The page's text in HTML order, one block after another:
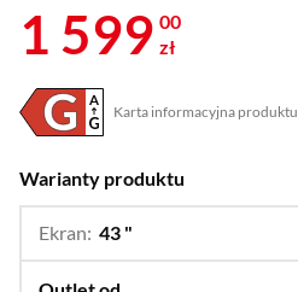
1 599 00
zł
Karta informacyjna produktu
Plik w formacie pdf
(otworzy się w nowym oknie)
Warianty produktu
Ekran: 43 "